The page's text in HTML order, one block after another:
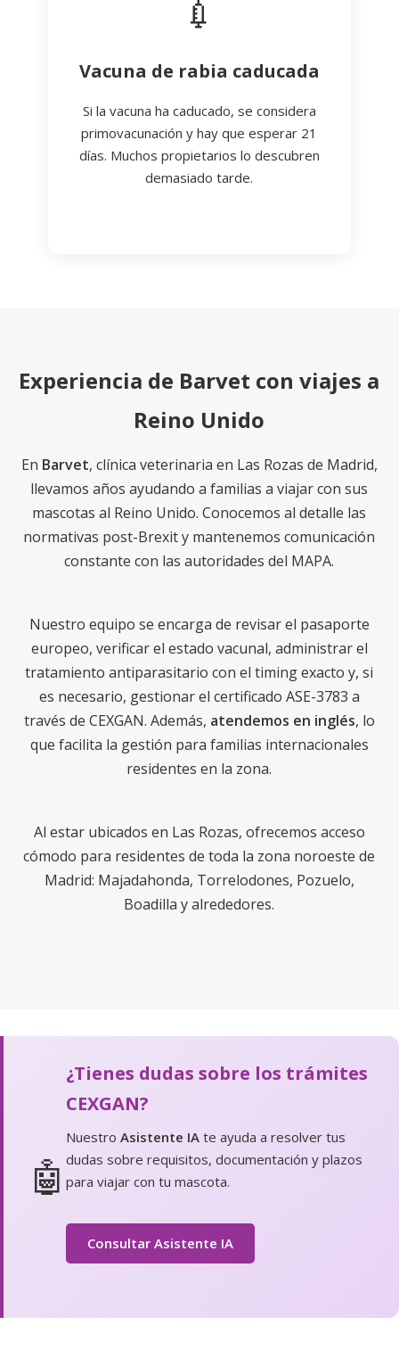
💉
Vacuna de rabia caducada
Si la vacuna ha caducado, se considera
primovacunación y hay que esperar 21
días. Muchos propietarios lo descubren
demasiado tarde.
Experiencia de Barvet con viajes a
Reino Unido
En Barvet, clínica veterinaria en Las Rozas de Madrid,
llevamos años ayudando a familias a viajar con sus
mascotas al Reino Unido. Conocemos al detalle las
normativas post-Brexit y mantenemos comunicación
constante con las autoridades del MAPA.
Nuestro equipo se encarga de revisar el pasaporte
europeo, verificar el estado vacunal, administrar el
tratamiento antiparasitario con el timing exacto y, si
es necesario, gestionar el certificado ASE-3783 a
través de CEXGAN. Además, atendemos en inglés, lo
que facilita la gestión para familias internacionales
residentes en la zona.
Al estar ubicados en Las Rozas, ofrecemos acceso
cómodo para residentes de toda la zona noroeste de
Madrid: Majadahonda, Torrelodones, Pozuelo,
Boadilla y alrededores.
🤖
¿Tienes dudas sobre los trámites
CEXGAN?
Nuestro Asistente IAte ayuda a resolver tus
dudas sobre requisitos, documentación y plazos
para viajar con tu mascota.
Consultar Asistente IA